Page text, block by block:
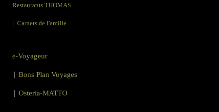
Restaurants THOMAS
| Carnets de Famille
e-Voyageur
| Bons Plan Voyages
| Osteria-MATTO